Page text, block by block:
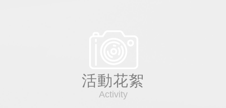
活動花絮
Activity